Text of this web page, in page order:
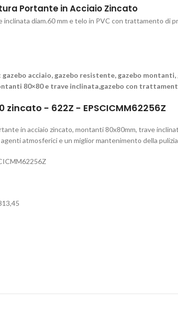
Portante in Acciaio Zincato
diam.60 mm e telo in PVC con trattamento di
gazebo acciaio, gazebo resistente, gazebo
80×80 e trave inclinata,gazebo con
zincato - 622Z - EPSCICMM62256Z
in acciaio zincato, montanti 80x80mm, trave
atmosferici e un miglior mantenimento della